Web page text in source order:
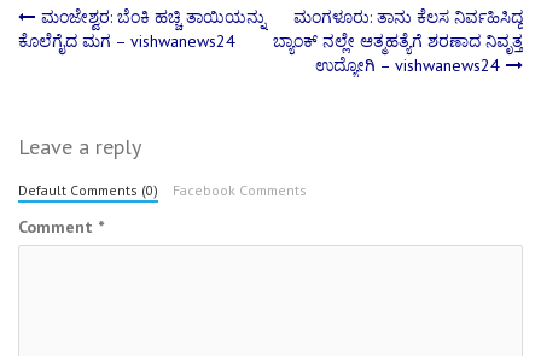
Post
ಮಂಜೇಶ್ವರ: ಬೆಂಕಿ ಹಚ್ಚಿ ತಾಯಿಯನ್ನು
ಕೊಲೆಗೈದ ಮಗ – vishwanews24
ಮಂಗಳೂರು: ತಾನು ಕೆಲಸ ನಿರ್ವಹಿಸಿದ್ದ
ಬ್ಯಾಂಕ್ ನಲ್ಲೇ ಆತ್ಮಹತ್ಯೆಗೆ ಶರಣಾದ ನಿವೃತ್ತ
ಉದ್ಯೋಗಿ – vishwanews24
Leave a reply
Default Comments (0) Facebook Comments
Comment *